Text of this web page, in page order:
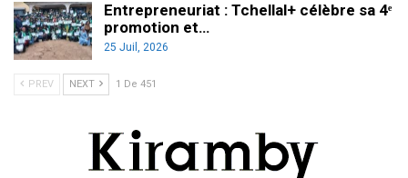
Entrepreneuriat : Tchellal+ célèbre sa 4ᵉ
promotion et…
25 Juil, 2026
PREV NEXT 1 De 451